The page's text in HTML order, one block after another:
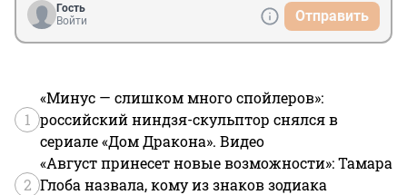
Гость
Войти
Отправить
1
«Минус — слишком много спойлеров»:
российский ниндзя-скульптор снялся в
сериале «Дом Дракона». Видео
2
«Август принесет новые возможности»: Тамара
Глоба назвала, кому из знаков зодиака